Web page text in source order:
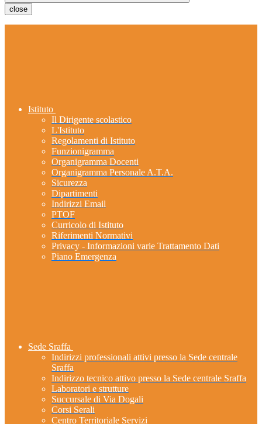
close
Istituto
Il Dirigente scolastico
L'Istituto
Regolamenti di Istituto
Funzionigramma
Organigramma Docenti
Organigramma Personale A.T.A.
Sicurezza
Dipartimenti
Indirizzi Email
PTOF
Curricolo di Istituto
Riferimenti Normativi
Privacy - Informazioni varie Trattamento Dati
Piano Emergenza
Sede Sraffa
Indirizzi professionali attivi presso la Sede centrale
Sraffa
Indirizzo tecnico attivo presso la Sede centrale Sraffa
Laboratori e strutture
Succursale di Via Dogali
Corsi Serali
Centro Territoriale Servizi